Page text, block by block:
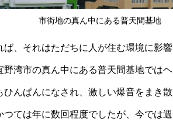
市街地の真ん中にある普天間基地
、それはただちに人が住む環境に影
野湾市の真ん中にある普天間基地では
んぱんになされ、激しい爆音をまき
ては年に数回程度でしたが、今では